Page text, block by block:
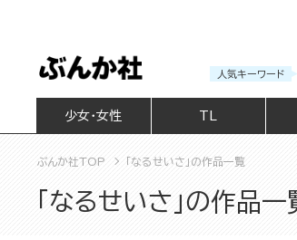
人気キーワード
少女・女性
ぶんか社TOP 「なるせいさ」の作品一覧
「なるせいさ」の作品一